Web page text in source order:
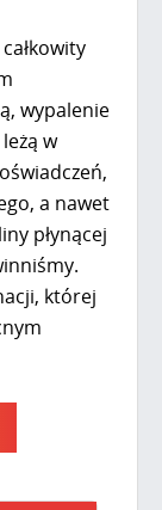
wypalenie
w
a nawet
płynącej
której